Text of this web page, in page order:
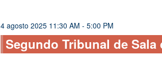
4 agosto 2025 11:30 AM - 5:00 PM
Segundo Tribunal de Sala